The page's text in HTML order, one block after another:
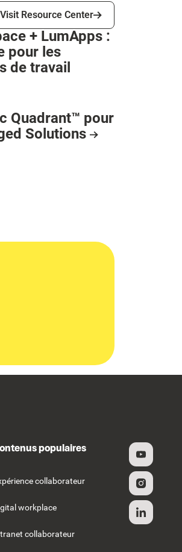
Resource Center
Visit Resource Center
+ LumApps :
pour les
de travail
Quadrant™ pour
Solutions
populaires
collaborateur
workplace
collaborateur